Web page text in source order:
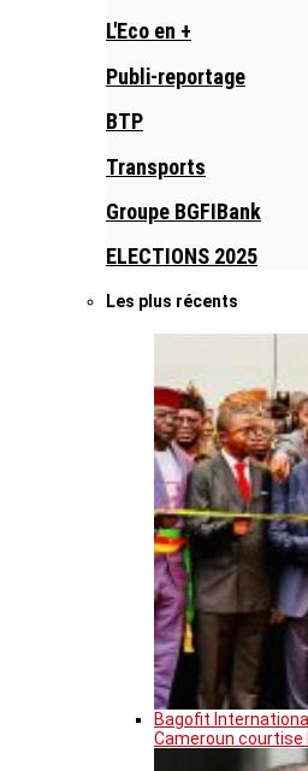
L'Eco en +
Publi-reportage
BTP
Transports
Groupe BGFIBank
ELECTIONS 2025
Les plus récents
Bagofit
Cameroun